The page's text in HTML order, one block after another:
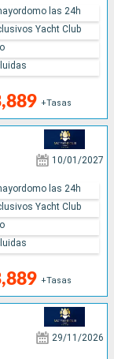
+Tasas
las 24h
Yacht Club
10/01/2027
+Tasas
las 24h
Yacht Club
29/11/2026